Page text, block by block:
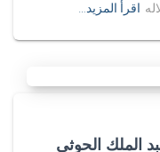
اقرأ المزيد…
الملك الحوثي